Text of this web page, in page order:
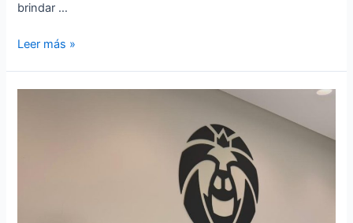
brindar …
Leer más »